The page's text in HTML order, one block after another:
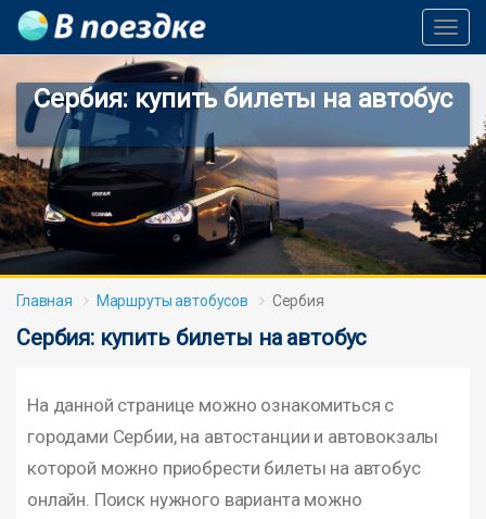
Сербия: купить билеты на автобус
Главная Маршруты автобусов Сербия
Сербия: купить билеты на автобус
На данной странице можно ознакомиться с
городами Сербии, на автостанции и автовокзалы
которой можно приобрести билеты на автобус
онлайн. Поиск нужного варианта можно